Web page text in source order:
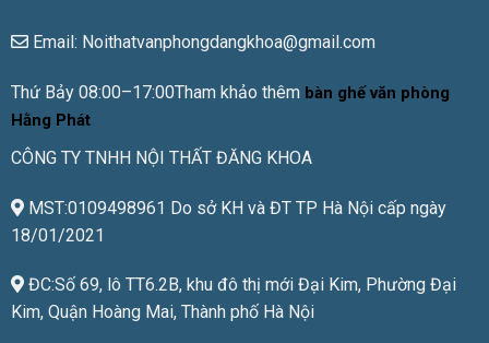
Email: Noithatvanphongdangkhoa@gmail.com
Thứ Bảy 08:00–17:00Tham khảo thêm bàn ghế văn phòng
Hằng Phát
CÔNG TY TNHH NỘI THẤT ĐĂNG KHOA
MST:0109498961 Do sở KH và ĐT TP Hà Nội cấp ngày
18/01/2021
ĐC:Số 69, lô TT6.2B, khu đô thị mới Đại Kim, Phường Đại
Kim, Quận Hoàng Mai, Thành phố Hà Nội